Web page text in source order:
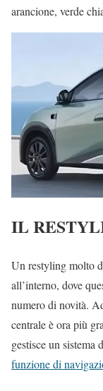
arancione, verde
IL
Un restyling molto
all’interno, dove
numero di novità.
centrale è ora più
gestisce un
funzione di